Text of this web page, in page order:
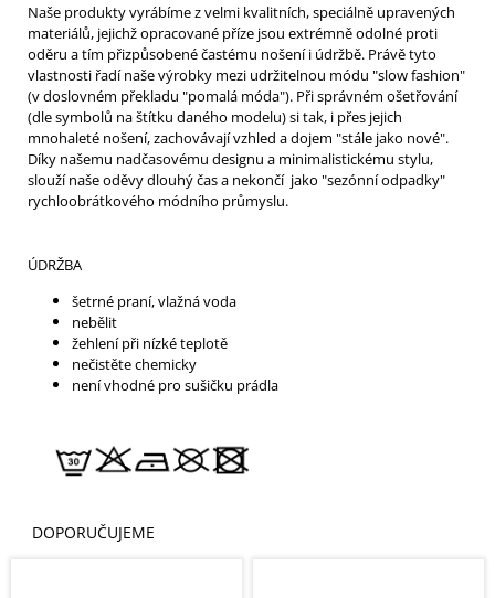
Naše produkty vyrábíme z velmi kvalitních, speciálně upravených
materiálů, jejichž opracované příze jsou extrémně odolné proti
oděru a tím přizpůsobené častému nošení i údržbě. Právě tyto
vlastnosti řadí naše výrobky mezi udržitelnou módu "slow fashion"
(v doslovném překladu "pomalá móda"). Při správném ošetřování
(dle symbolů na štítku daného modelu) si tak, i přes jejich
mnohaleté nošení, zachovávají vzhled a dojem "stále jako nové".
Díky našemu nadčasovému designu a minimalistickému stylu,
slouží naše oděvy dlouhý čas a nekončí jako "sezónní odpadky"
rychloobrátkového módního průmyslu.
ÚDRŽBA
šetrné praní, vlažná voda
nebělit
žehlení při nízké teplotě
nečistěte chemicky
není vhodné pro sušičku prádla
DOPORUČUJEME